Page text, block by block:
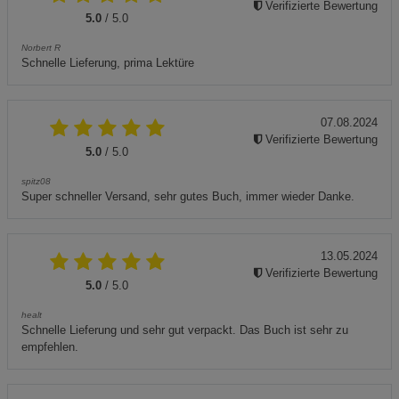
5.0 / 5.0
Norbert R
Schnelle Lieferung, prima Lektüre
Verifizierte Bewertung
5.0 / 5.0
spitz08
Super schneller Versand, sehr gutes Buch, immer wieder Danke.
07.08.2024
Verifizierte Bewertung
5.0 / 5.0
healt
Schnelle Lieferung und sehr gut verpackt. Das Buch ist sehr zu
empfehlen.
13.05.2024
Verifizierte Bewertung